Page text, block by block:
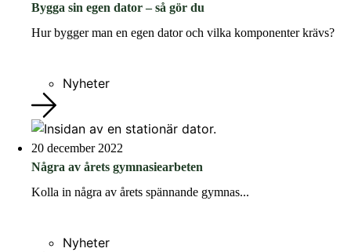
Bygga sin egen dator – så gör du
Hur bygger man en egen dator och vilka komponenter krävs?
Nyheter
20 december 2022
Några av årets gymnasiearbeten
Kolla in några av årets spännande gymnas...
Nyheter